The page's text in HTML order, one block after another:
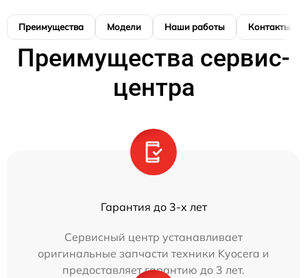
Преимущества Модели Наши работы Контакты
Преимущества сервис-
центра
Гарантия до 3-х лет
Сервисный центр устанавливает
оригинальные запчасти техники Kyocera и
предоставляет гарантию до 3 лет.